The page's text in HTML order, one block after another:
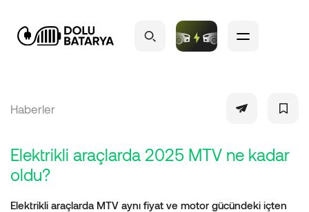
Haberler
Elektrikli araçlarda 2025 MTV ne kadar
oldu?
Elektrikli araçlarda MTV aynı fiyat ve motor gücündeki içten